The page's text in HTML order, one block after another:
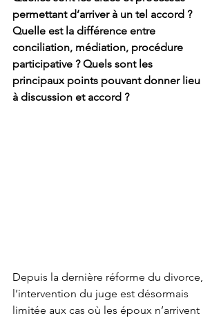
permettant d’arriver à un tel accord ?
Quelle est la différence entre
conciliation, médiation, procédure
participative ? Quels sont les
principaux points pouvant donner lieu
à discussion et accord ?
Depuis la dernière réforme du divorce,
l’intervention du juge est désormais
limitée aux cas où les époux n’arrivent